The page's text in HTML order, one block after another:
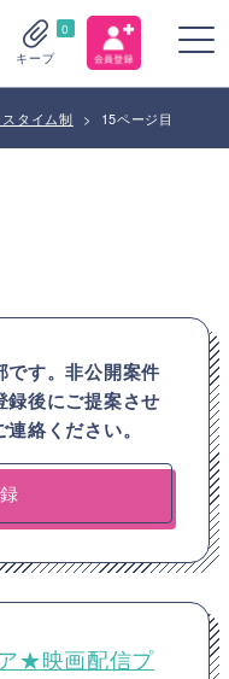
0
キープ
タイム制 > 15ページ目
です。非公開案件
録後にご提案させ
絡ください。
★映画配信プ